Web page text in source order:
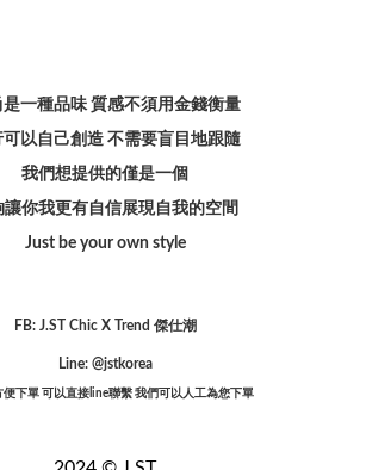
是一種品味 質感不須用金錢衡量
可以自己創造 不需要盲目地跟隨
我們想提供的僅是一個
讓你我更有自信展現自我的空間
Just be your own style
FB: J.ST Chic X Trend 傑仕潮
Line: @jstkorea
便下單 可以直接line聯繫 我們可以人工為您下單